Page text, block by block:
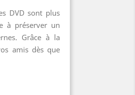
DVD sont plus
à préserver un
Grâce à la
amis dès que